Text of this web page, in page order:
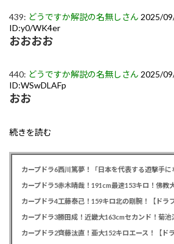
439: どうですか解説の名無しさん 2025/
ID:y0/WK4er
おおおお
440: どうですか解説の名無しさん 2025/
ID:WSwDLAFp
おお
続きを読む
カープドラ4工藤泰己！159キロ北の剛腕！【ドラ
カープドラ2齊藤汰直！亜大152キロエース！【ド